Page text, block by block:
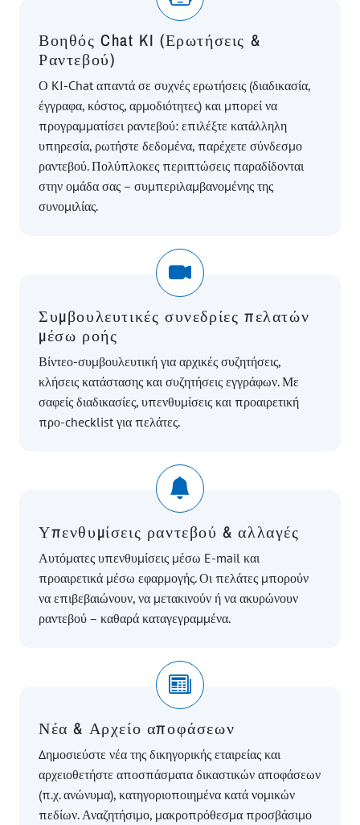
Βοηθός Chat KI (Ερωτήσεις &
Ραντεβού)
Ο KI-Chat απαντά σε συχνές ερωτήσεις (διαδικασία,
έγγραφα, κόστος, αρμοδιότητες) και μπορεί να
προγραμματίσει ραντεβού: επιλέξτε κατάλληλη
υπηρεσία, ρωτήστε δεδομένα, παρέχετε σύνδεσμο
ραντεβού. Πολύπλοκες περιπτώσεις παραδίδονται
στην ομάδα σας – συμπεριλαμβανομένης της
συνομιλίας.
Συμβουλευτικές συνεδρίες πελατών
μέσω ροής
Βίντεο-συμβουλευτική για αρχικές συζητήσεις,
κλήσεις κατάστασης και συζητήσεις εγγράφων. Με
σαφείς διαδικασίες, υπενθυμίσεις και προαιρετική
προ-checklist για πελάτες.
Υπενθυμίσεις ραντεβού & αλλαγές
Αυτόματες υπενθυμίσεις μέσω E-mail και
προαιρετικά μέσω εφαρμογής. Οι πελάτες μπορούν
να επιβεβαιώνουν, να μετακινούν ή να ακυρώνουν
ραντεβού – καθαρά καταγεγραμμένα.
Νέα & Αρχείο αποφάσεων
Δημοσιεύστε νέα της δικηγορικής εταιρείας και
αρχειοθετήστε αποσπάσματα δικαστικών αποφάσεων
(π.χ. ανώνυμα), κατηγοριοποιημένα κατά νομικών
πεδίων. Αναζητήσιμο, μακροπρόθεσμα προσβάσιμο